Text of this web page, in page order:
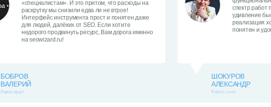
«специалистам». И это притом, что расходы на
раскрутку мы снизили едва ли не втрое!
Интерфейс инструмента прост и понятен даже
для людей, далёких от SEO. Если хотите
недорого продвинуть ресурс, Вам дорога именно
на seowizard.ru!
БОБРОВ
ВАЛЕРИЙ
Авангард+
спектр работ
удивление
реализация
понятен и
ШОКУРОВ
АЛЕКСАНДР
Kokoc.com